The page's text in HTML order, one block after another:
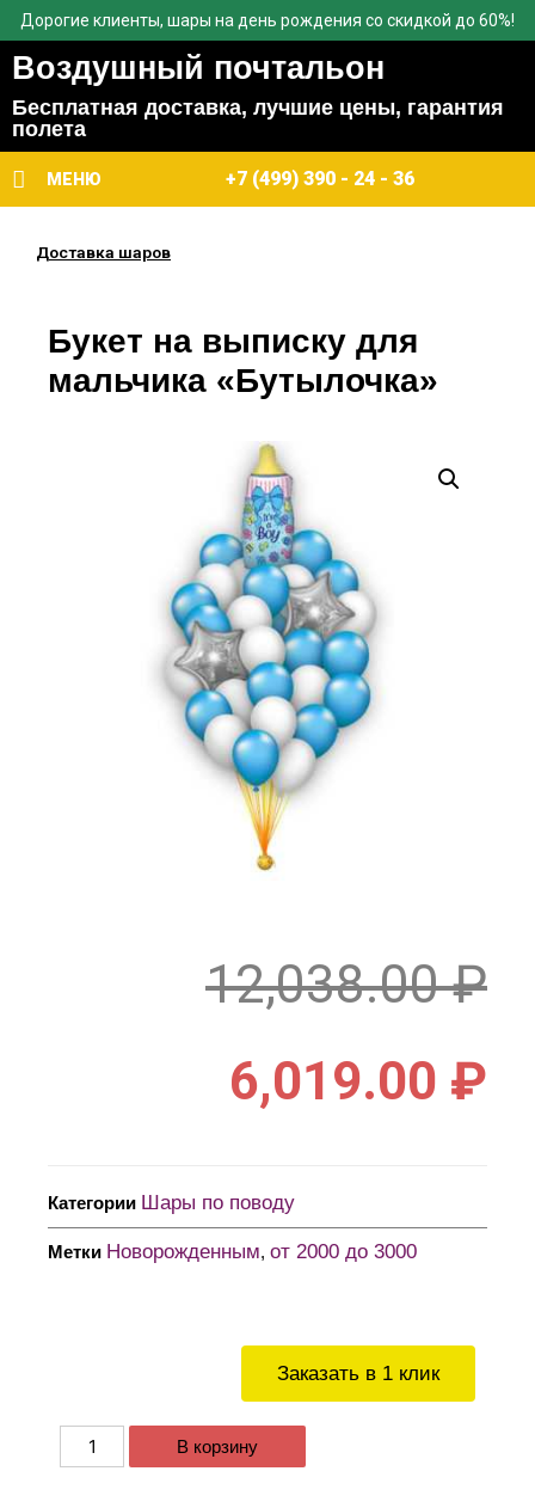
Дорогие клиенты, шары на день рождения со скидкой до 60%!
Воздушный почтальон
Бесплатная доставка, лучшие цены, гарантия
полета
МЕНЮ +7 (499) 390 - 24 - 36
Доставка шаров
Заказать в 1 клик
В корзину
Букет на выписку для
мальчика «Бутылочка»
12,038.00₽
6,019.00 ₽
Категории Шары по поводу
Метки Новорожденным, от 2000 до 3000